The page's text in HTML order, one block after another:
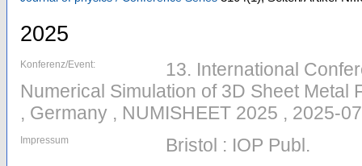
2025
Konferenz/Event:
13. International
Numerical Simulation of 3D Sheet Metal
, Germany , NUMISHEET 2025 , 2025-
Impressum Bristol : IOP Publ.